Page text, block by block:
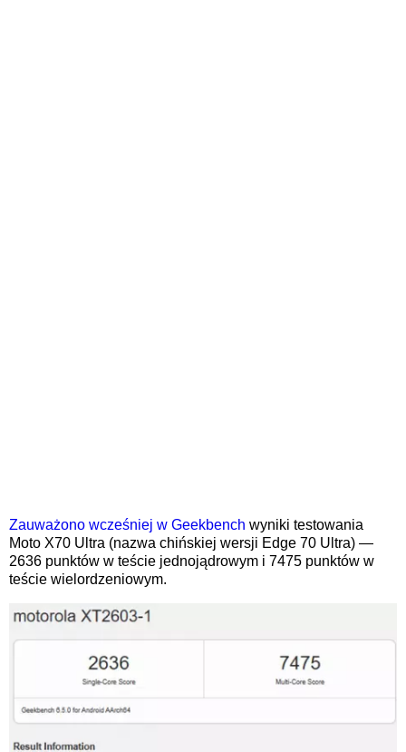
Zauważono wcześniej w Geekbench wyniki testowania
Moto X70 Ultra (nazwa chińskiej wersji Edge 70 Ultra) —
2636 punktów w teście jednojądrowym i 7475 punktów w
teście wielordzeniowym.